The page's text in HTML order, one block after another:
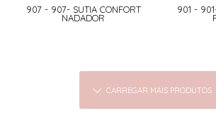
907 - 907- SUTIA CONFORT
NADADOR
901 -
CARREGAR MAIS PRODUTOS